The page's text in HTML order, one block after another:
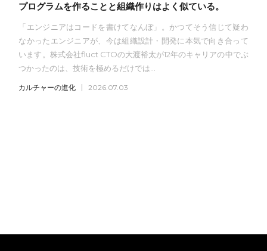
プログラムを作ることと組織作りはよく似ている。
「エンジニアはコードを書けてなんぼ」。かつてそう信じて疑わ
なかったエンジニアが、今は組織設計・開発に本気で向き合って
います。株式会社fluct CTOの大渡裕太が12年のキャリアの中でぶ
つかったのは、技術を極めるだけでは...
カルチャーの進化 2026.07.03